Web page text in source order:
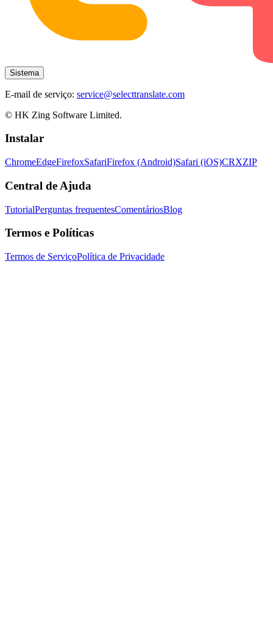
Sistema
E-mail de serviço: service@selecttranslate.com
© HK Zing Software Limited.
Instalar
ChromeEdgeFirefoxSafariFirefox (Android)Safari (iOS)CRXZIP
Central de Ajuda
TutorialPerguntas frequentesComentáriosBlog
Termos e Políticas
Termos de ServiçoPolítica de Privacidade